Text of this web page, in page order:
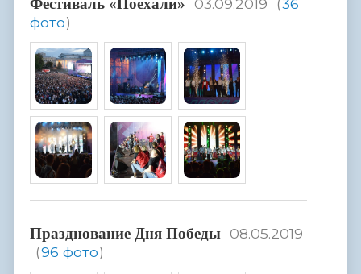
Фестиваль «Поехали» 03.09.2019 (36
фото)
Празднование Дня Победы 08.05.2019
(96 фото)